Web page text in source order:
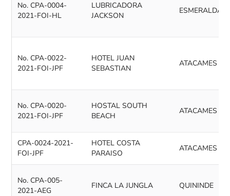
No. CPA-0004-
2021-FOI-HL
LUBRICADORA
JACKSON
ESMERALDAS
No. CPA-0022-
2021-FOI-JPF
HOTEL JUAN
SEBASTIAN
ATACAMES
No. CPA-0020-
2021-FOI-JPF
HOSTAL SOUTH
BEACH
ATACAMES
CPA-0024-2021-
FOI-JPF
HOTEL COSTA
PARAISO
ATACAMES
No. CPA-005-
2021-AEG
FINCA LA JUNGLA QUININDE